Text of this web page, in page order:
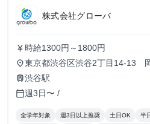
株式会社グローバ
currency_yen 時給1300円～1800円
place東京都渋谷区渋谷2丁目14-13
train渋谷駅
calendar_today週3日〜 /
全学年対象 週3日以上推奨 土日OK 半